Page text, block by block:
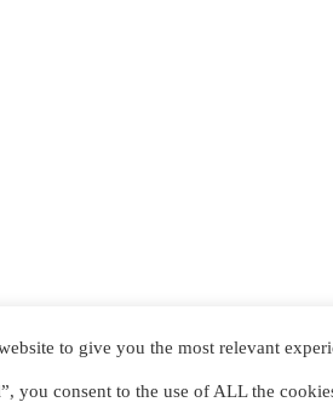
to give you the most relevant
you consent to the use of ALL the